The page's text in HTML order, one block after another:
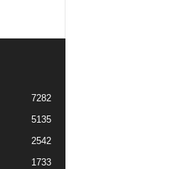
7282
5135
2542
1733